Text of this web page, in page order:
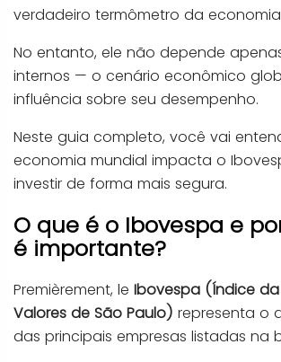
verdadeiro termômetro da
No entanto, ele não depende
internos — o cenário econômico
influência sobre seu desempenho.
Neste guia completo, você vai
economia mundial impacta o
investir de forma mais segura.
O que é o Ibovespa e
é importante?
Premièrement, le Ibovespa (Índice
Valores de São Paulo) representa o
das principais empresas listadas na